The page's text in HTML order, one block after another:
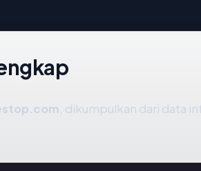
, dikumpulkan dari data